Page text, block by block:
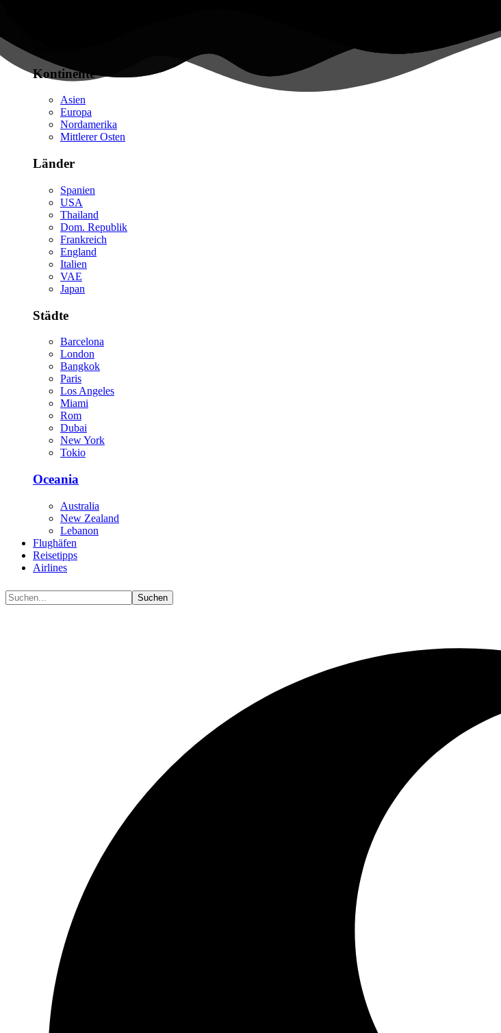
Kontinente
Asien
Europa
Nordamerika
Mittlerer Osten
Länder
Spanien
USA
Thailand
Dom. Republik
Frankreich
England
Italien
VAE
Japan
Städte
Barcelona
London
Bangkok
Paris
Los Angeles
Miami
Rom
Dubai
New York
Tokio
Oceania
Australia
New Zealand
Lebanon
Flughäfen
Reisetipps
Airlines